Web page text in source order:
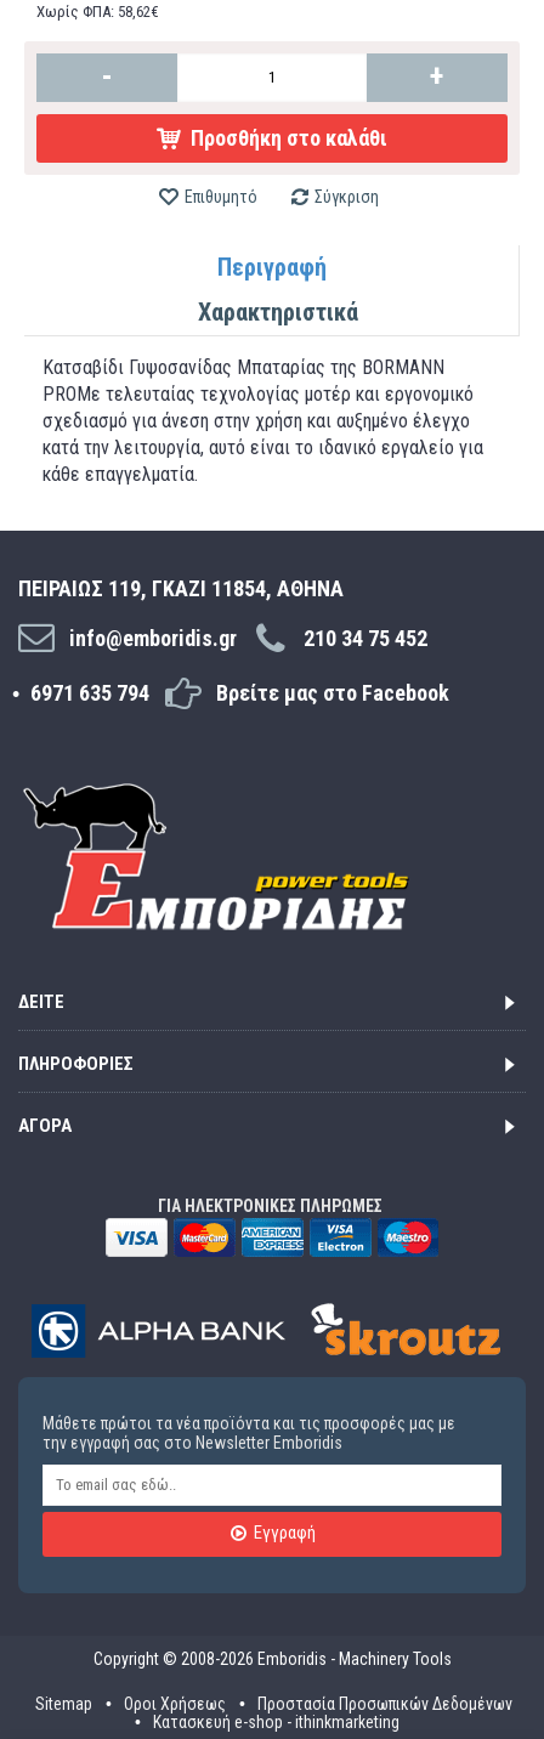
Χωρίς ΦΠΑ: 58,62€
- +
Προσθήκη στο καλάθι
Επιθυμητό Σύγκριση
Περιγραφή
Χαρακτηριστικά
Κατσαβίδι Γυψοσανίδας Μπαταρίας της BORMANN
PROΜε τελευταίας τεχνολογίας μοτέρ και εργονομικό
σχεδιασμό για άνεση στην χρήση και αυξημένο έλεγχο
κατά την λειτουργία, αυτό είναι το ιδανικό εργαλείο για
κάθε επαγγελματία.
ΠΕΙΡΑΙΩΣ 119, ΓΚΑΖΙ 11854, ΑΘΗΝΑ
info@emboridis.gr
210 34 75 452
6971 635 794 Βρείτε μας στο Facebook
ΔΕΊΤΕ
ΠΛΗΡΟΦΟΡΊΕΣ
ΑΓΟΡΆ
ΓΙΑ ΗΛΕΚΤΡΟΝΙΚΕΣ ΠΛΗΡΩΜΕΣ
Μάθετε πρώτοι τα νέα προϊόντα και τις προσφορές μας με
την εγγραφή σας στο Newsletter Emboridis
Εγγραφή
Copyright © 2008-2026 Emboridis - Machinery Tools
Sitemap Οροι Χρήσεως
Προστασία Προσωπικών Δεδομένων
Κατασκευή e-shop - ithinkmarketing